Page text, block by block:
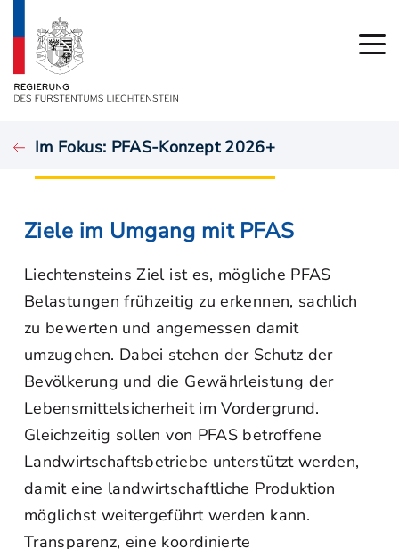
Im Fokus: PFAS-Konzept 2026+
Ziele im Umgang mit PFAS
Liechtensteins Ziel ist es, mögliche PFAS
Belastungen frühzeitig zu erkennen, sachlich
zu bewerten und angemessen damit
umzugehen. Dabei stehen der Schutz der
Bevölkerung und die Gewährleistung der
Lebensmittelsicherheit im Vordergrund.
Gleichzeitig sollen von PFAS betroffene
Landwirtschaftsbetriebe unterstützt werden,
damit eine landwirtschaftliche Produktion
möglichst weitergeführt werden kann.
Transparenz, eine koordinierte